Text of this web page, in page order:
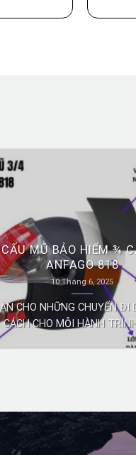
MŨ BẢO HIỂM ¾
ANFAGO 818
10 Tháng 6, 2025
CHO NHỮNG CHUYẾN ĐI
CÁCH CHO MỖI HÀNH